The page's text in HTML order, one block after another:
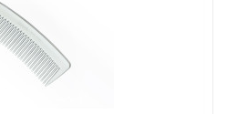
- все это приносит истинное
Janeke и делает их